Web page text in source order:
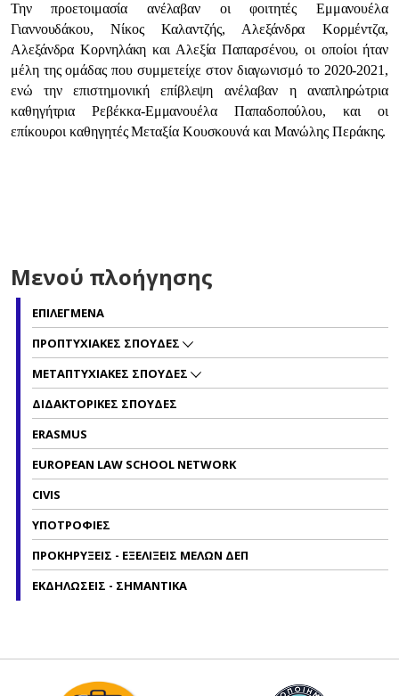
Την προετοιμασία ανέλαβαν οι φοιτητές Εμμανουέλα
Γιαννουδάκου, Νίκος Καλαντζής, Αλεξάνδρα Κορμέντζα,
Αλεξάνδρα Κορνηλάκη και Αλεξία Παπαρσένου, οι οποίοι ήταν
μέλη της ομάδας που συμμετείχε στον διαγωνισμό το 2020-2021,
ενώ την επιστημονική επίβλεψη ανέλαβαν η αναπληρώτρια
καθηγήτρια Ρεβέκκα-Εμμανουέλα Παπαδοπούλου, και οι
επίκουροι καθηγητές Μεταξία Κουσκουνά και Μανώλης Περάκης.
Μενού πλοήγησης
ΕΠΙΛΕΓΜΕΝΑ
ΠΡΟΠΤΥΧΙΑΚΕΣ ΣΠΟΥΔΕΣ
ΜΕΤΑΠΤΥΧΙΑΚΕΣ ΣΠΟΥΔΕΣ
ΔΙΔΑΚΤΟΡΙΚΕΣ ΣΠΟΥΔΕΣ
ERASMUS
EUROPEAN LAW SCHOOL NETWORK
CIVIS
ΥΠΟΤΡΟΦΙΕΣ
ΠΡΟΚΗΡΥΞΕΙΣ - ΕΞΕΛΙΞΕΙΣ ΜΕΛΩΝ ΔΕΠ
ΕΚΔΗΛΩΣΕΙΣ - ΣΗΜΑΝΤΙΚΑ